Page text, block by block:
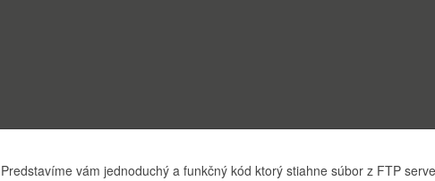
Predstavíme vám jednoduchý a funkčný kód ktorý stiahne súbor z FTP